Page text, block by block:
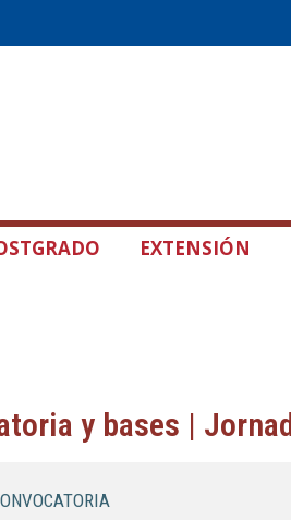
EXTENSIÓN
y bases |